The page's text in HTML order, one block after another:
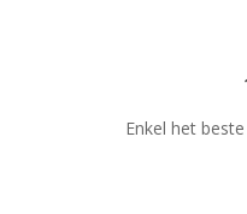
Enkel het